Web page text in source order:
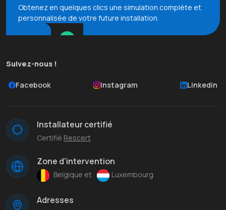
Obtenez en quelques clics une simulation complète et
personnalisée de votre future installation.
Suivez-nous !
Facebook Instagram Linkedin
Installateur certifié
Certifié Rescert
Zone d'intervention
Belgique et Luxembourg
Adresses